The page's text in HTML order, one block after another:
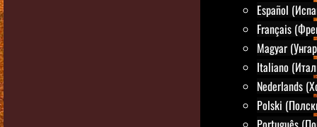
Español
Français
Magyar
Italiano
Nederlands
Polski